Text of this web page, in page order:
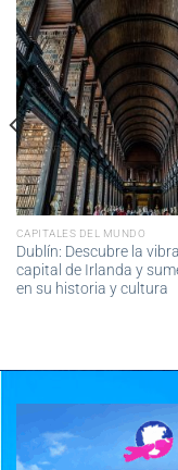
CAPITALES DEL MUNDO
Dublín: Descubre la
capital de Irlanda y
en su historia y cultura